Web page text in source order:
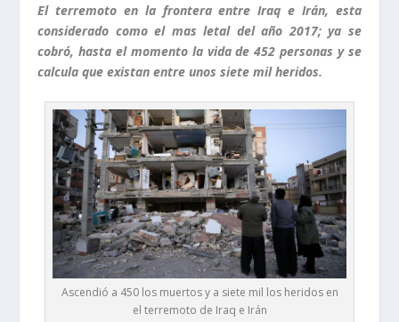
El terremoto en la frontera entre Iraq e Irán, esta
considerado como el mas letal del año 2017; ya se
cobró, hasta el momento la vida de 452 personas y se
calcula que existan entre unos siete mil heridos.
Ascendió a 450 los muertos y a siete mil los heridos en
el terremoto de Iraq e Irán